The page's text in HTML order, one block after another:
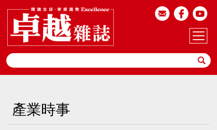
產業時事